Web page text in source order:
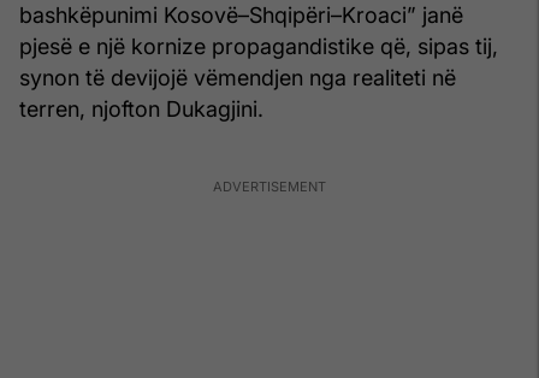
bashkëpunimi Kosovë–Shqipëri–Kroaci” janë
pjesë e një kornize propagandistike që, sipas tij,
synon të devijojë vëmendjen nga realiteti në
terren, njofton Dukagjini.